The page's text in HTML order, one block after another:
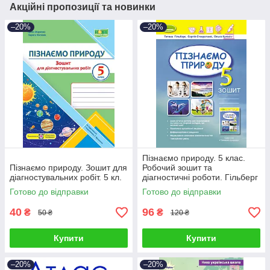
Акційні пропозиції та новинки
–20%
Пізнаємо природу. Зошит для
діагностувальних робіт. 5 кл.
Готово до відправки
40 ₴ 50 ₴
Купити
–20%
Пізнаємо природу. 5 клас.
Робочий зошит та
діагностичні роботи. Гільберг
Т. Г.
Готово до відправки
96 ₴ 120 ₴
Купити
–20% –20%